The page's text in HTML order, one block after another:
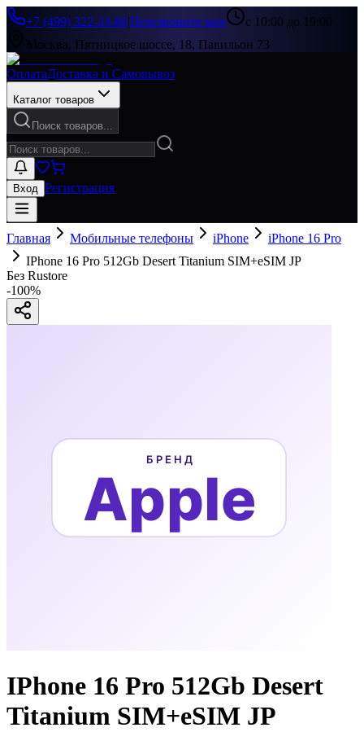
+7 (499) 322-33-86|Перезвоните мне
с 10:00 до 19:00
Москва, Пятницкое шоссе, 18, Павильон 73
ОплатаДоставка и Самовывоз
Каталог товаров
Поиск товаров...
Вход Регистрация
Главная Мобильные телефоны iPhone
iPhone 16 Pro
IPhone 16 Pro 512Gb Desert Titanium SIM+eSIM JP
Без Rustore
-100%
IPhone 16 Pro 512Gb Desert
Titanium SIM+eSIM JP